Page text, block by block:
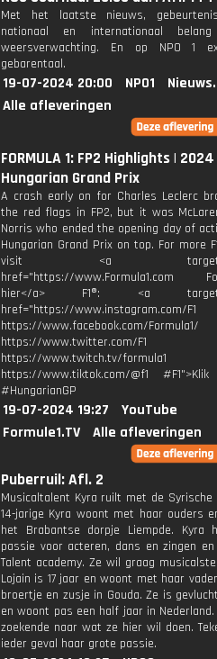
Met het laatste nieuws,
nationaal en internationaal
weersverwachting. En op NPO 1
gebarentaal.
19-07-2024 20:00 NPO1
Alle afleveringen
FORMULA 1: FP2 Highlights | 2024
Hungarian Grand Prix
A crash early on for Charles Leclerc
the red flags in FP2, but it was
Norris who ended the opening day of
Hungarian Grand Prix on top. For more
visit <a
href="https://www.Formula1.com
hier</a> F1®: <a
href="https://www.instagram.com/F1
https://www.facebook.com/Formula1/
https://www.twitter.com/F1
https://www.twitch.tv/formula1
https://www.tiktok.com/@f1
#HungarianGP
19-07-2024 19:27
YouTube
Formule1.TV
Alle afleveringen
Puberruil: Afl. 2
Musicaltalent Kyra ruilt met de Syrische
14-jarige Kyra woont met haar ouders
het Brabantse dorpje Liempde. Kyra
passie voor acteren, dans en zingen
Talent academy. Ze wil graag
Lojain is 17 jaar en woont met haar
broertje en zusje in Gouda. Ze is
en woont pas een half jaar in
zoekende naar wat ze hier wil doen.
ieder geval haar grote passie.